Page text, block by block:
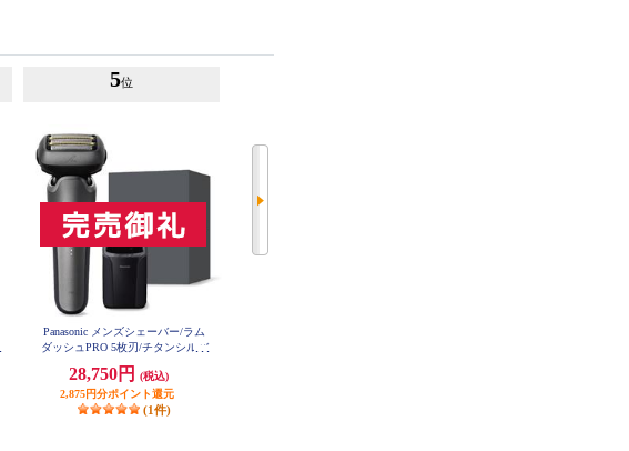
5位
Panasonic メンズシェーバー/ラム
ダッシュPRO 5枚刃/チタンシルバ
28,750円
(税込)
2,875円分ポイント還元
(1件)